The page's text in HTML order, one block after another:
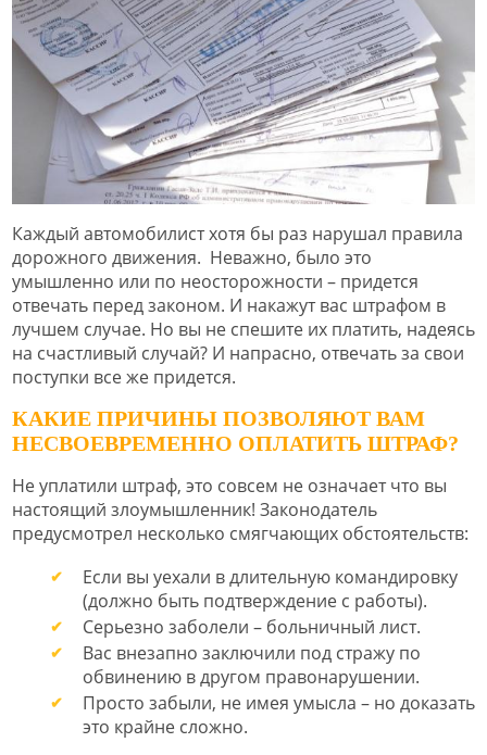
Каждый автомобилист хотя бы раз нарушал правила
дорожного движения. Неважно, было это
умышленно или по неосторожности – придется
отвечать перед законом. И накажут вас штрафом в
лучшем случае. Но вы не спешите их платить, надеясь
на счастливый случай? И напрасно, отвечать за свои
поступки все же придется.
КАКИЕ ПРИЧИНЫ ПОЗВОЛЯЮТ ВАМ
НЕСВОЕВРЕМЕННО ОПЛАТИТЬ ШТРАФ?
Не уплатили штраф, это совсем не означает что вы
настоящий злоумышленник! Законодатель
предусмотрел несколько смягчающих обстоятельств:
Если вы уехали в длительную командировку
(должно быть подтверждение с работы).
Серьезно заболели – больничный лист.
Вас внезапно заключили под стражу по
обвинению в другом правонарушении.
Просто забыли, не имея умысла – но доказать
это крайне сложно.